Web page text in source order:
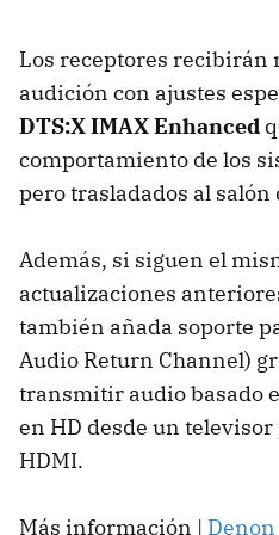
Los receptores recibirán
audición con ajustes
DTS:X IMAX Enhanced
comportamiento de los
pero trasladados al salón
Además, si siguen el
actualizaciones
también añada soporte
Audio Return Channel)
transmitir audio basado
en HD desde un
HDMI.
Más información | Denon